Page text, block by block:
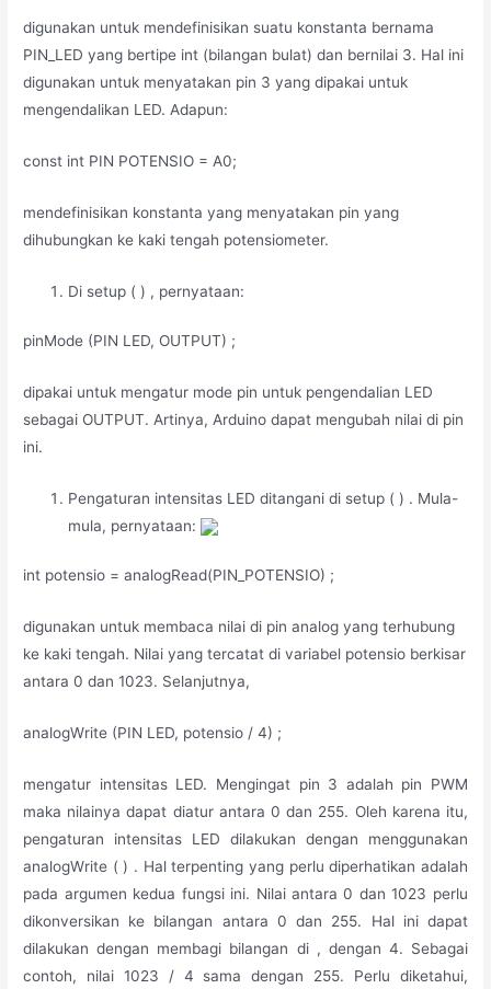
digunakan untuk mendefinisikan suatu konstanta bernama
PIN_LED yang bertipe int (bilangan bulat) dan bernilai 3. Hal ini
digunakan untuk menyatakan pin 3 yang dipakai untuk
mengendalikan LED. Adapun:
const int PIN POTENSIO = A0;
mendefinisikan konstanta yang menyatakan pin yang
dihubungkan ke kaki tengah potensiometer.
Di setup ( ) , pernyataan:
pinMode (PIN LED, OUTPUT) ;
dipakai untuk mengatur mode pin untuk pengendalian LED
sebagai OUTPUT. Artinya, Arduino dapat mengubah nilai di pin
ini.
Pengaturan intensitas LED ditangani di setup ( ) . Mula-
mula, pernyataan:
int potensio = analogRead(PIN_POTENSIO) ;
digunakan untuk membaca nilai di pin analog yang terhubung
ke kaki tengah. Nilai yang tercatat di variabel potensio berkisar
antara 0 dan 1023. Selanjutnya,
analogWrite (PIN LED, potensio / 4) ;
mengatur intensitas LED. Mengingat pin 3 adalah pin PWM
maka nilainya dapat diatur antara 0 dan 255. Oleh karena itu,
pengaturan intensitas LED dilakukan dengan menggunakan
analogWrite ( ) . Hal terpenting yang perlu diperhatikan adalah
pada argumen kedua fungsi ini. Nilai antara 0 dan 1023 perlu
dikonversikan ke bilangan antara 0 dan 255. Hal ini dapat
dilakukan dengan membagi bilangan di , dengan 4. Sebagai
contoh, nilai 1023 / 4 sama dengan 255. Perlu diketahui,